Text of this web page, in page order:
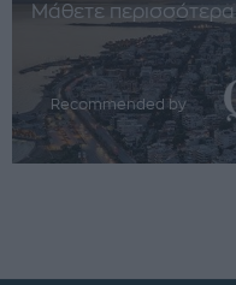
Μάθετε περισσότερα
Recommended by